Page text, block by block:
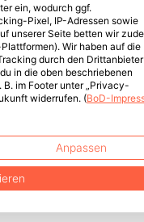
ein, wodurch ggf.
Pixel, IP-Adressen sowie
unserer Seite betten wir
Wir haben auf die
durch den Drittanbieter
in die oben beschriebenen
im Footer unter „Privacy-
widerrufen. (BoD-
Anpassen